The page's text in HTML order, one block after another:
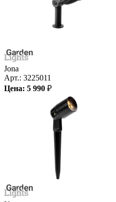
Jona
Арт.: 3225011
Цена: 5 990 ₽